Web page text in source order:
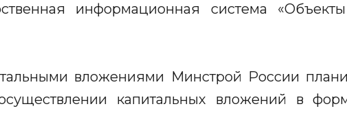
информационная система
вложениями Минстрой России
капитальных вложений в